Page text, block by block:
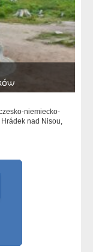
niemiecko-
nad Nisou,